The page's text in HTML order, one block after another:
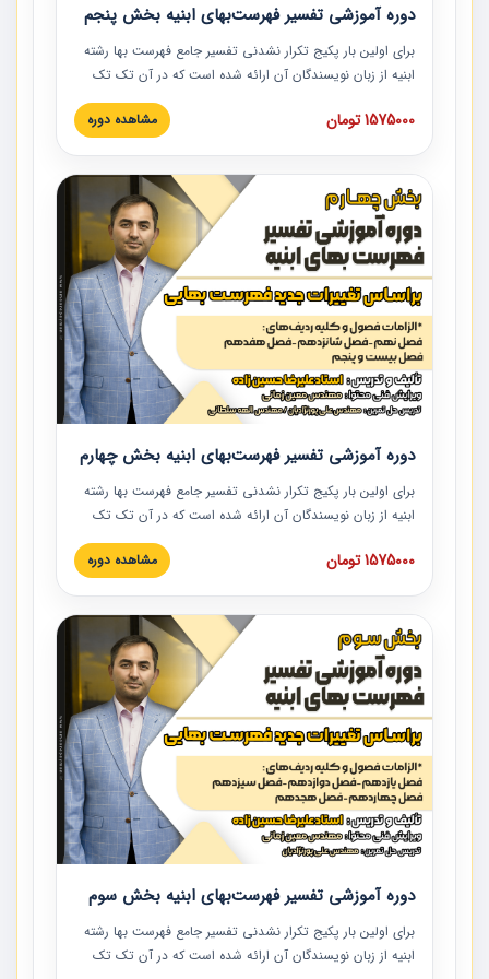
دوره آموزشی تفسیر فهرست‌بهای ابنیه بخش پنجم
برای اولین بار پکیج تکرار نشدنی تفسیر جامع فهرست بها رشته
ابنیه از زبان نویسندگان آن ارائه شده است که در آن تک تک
ردیف ها و مطالب فهرست بها تفسیر و ارائه شده است. این
دوره به صورت کامل تصویری بوده و به همراه تصاویر عملیات
دوره با کلام مهندس علیرضاحسین‌زاده مدیر پروژه مهندسی
مشاور در امر بازنگری فهرست بها رشته ابنیه ارائه شده و به تمام
همکارانی که در حوزه صنعت ساخت در حال فعالیت هستند حتما
توصیه می کنیم از مطالب این دوره استفاده نمایند.
1575000 تومان مشاهده دوره
دوره آموزشی تفسیر فهرست‌بهای ابنیه بخش چهارم
برای اولین بار پکیج تکرار نشدنی تفسیر جامع فهرست بها رشته
ابنیه از زبان نویسندگان آن ارائه شده است که در آن تک تک
ردیف ها و مطالب فهرست بها تفسیر و ارائه شده است. این
دوره به صورت کامل تصویری بوده و به همراه تصاویر عملیات
دوره با کلام مهندس علیرضاحسین‌زاده مدیر پروژه مهندسی
مشاور در امر بازنگری فهرست بها رشته ابنیه ارائه شده و به تمام
همکارانی که در حوزه صنعت ساخت در حال فعالیت هستند حتما
توصیه می کنیم از مطالب این دوره استفاده نمایند.
1575000 تومان مشاهده دوره
دوره آموزشی تفسیر فهرست‌بهای ابنیه بخش سوم
برای اولین بار پکیج تکرار نشدنی تفسیر جامع فهرست بها رشته
ابنیه از زبان نویسندگان آن ارائه شده است که در آن تک تک